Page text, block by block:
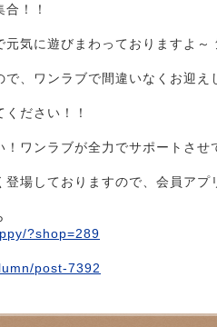
！！
元気に遊びまわっておりますよ
、ワンラブで間違いなくお迎え
ださい！！
！ワンラブが全力でサポートさ
場しておりますので、会員アプ
?shop=289
post-7392